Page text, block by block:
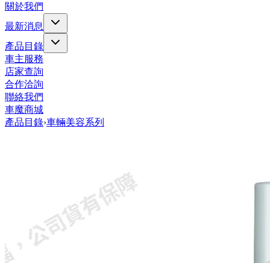
關於我們
最新消息
產品目錄
車主服務
店家查詢
合作洽詢
聯絡我們
車魔商城
產品目錄›車輛美容系列